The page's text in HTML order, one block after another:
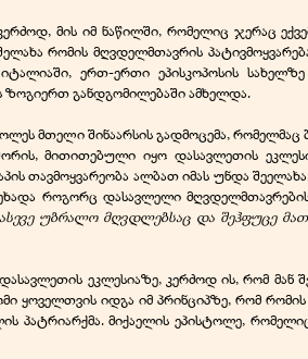
მის იმ ნაწილში, რომელიც ჯერაც
რომის მღვდელმთავრის
ერთ-ერთი ეპისკოპოსის
ზოგიერთ განდგომილებაში ამხელდა.
მთელი შინაარსის გადმოცემა,
მითითებული იყო დასავლეთის
თავმოყვარეობა ალბათ იმას უნდა
როგორც დასავლელი
უბრალო მღვდლებსაც და შეჰფუცე
ეკლესიაზე, კერძოდ ის, რომ
ყოველთვის იდგა იმ პრინციპზე, რომ
პატრიარქმა. მიქაელის ეპისტოლე,